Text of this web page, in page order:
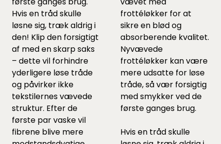
Hvis en tråd skulle
løsne sig, træk aldrig i
den! Klip den forsigtigt
af med en skarp saks
– dette vil forhindre
yderligere løse tråde
og påvirker ikke
tekstilernes vævede
struktur. Efter de
første par vaske vil
fibrene blive mere
frottéløkker for at
sikre en blød og
absorberende kvalitet.
Nyvævede
frottéløkker kan være
mere udsatte for løse
tråde, så vær forsigtig
med smykker ved de
første ganges brug.
Hvis en tråd skulle